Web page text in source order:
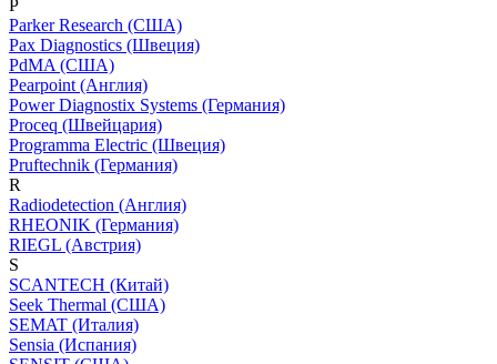
P
Parker Research (США)
Pax Diagnostics (Швеция)
PdMA (США)
Pearpoint (Англия)
Power Diagnostix Systems (Германия)
Proceq (Швейцария)
Programma Electric (Швеция)
Pruftechnik (Германия)
R
Radiodetection (Англия)
RHEONIK (Германия)
RIEGL (Австрия)
S
SCANTECH (Китай)
Seek Thermal (США)
SEMAT (Италия)
Sensia (Испания)